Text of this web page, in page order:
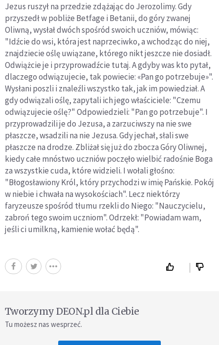
Jezus ruszył na przedzie zdążając do Jerozolimy. Gdy
przyszedł w pobliże Betfage i Betanii, do góry zwanej
Oliwną, wysłał dwóch spośród swoich uczniów, mówiąc:
"Idźcie do wsi, która jest naprzeciwko, a wchodząc do niej,
znajdziecie oślę uwiązane, którego nikt jeszcze nie dosiadł.
Odwiążcie je i przyprowadźcie tutaj. A gdyby was kto pytał,
dlaczego odwiązujecie, tak powiecie: «Pan go potrzebuje»".
Wysłani poszli i znaleźli wszystko tak, jak im powiedział. A
gdy odwiązali oślę, zapytali ich jego właściciele: "Czemu
odwiązujecie oślę?" Odpowiedzieli: "Pan go potrzebuje". I
przyprowadzili je do Jezusa, a zarzuciwszy na nie swe
płaszcze, wsadzili na nie Jezusa. Gdy jechał, słali swe
płaszcze na drodze. Zbliżał się już do zbocza Góry Oliwnej,
kiedy całe mnóstwo uczniów poczęło wielbić radośnie Boga
za wszystkie cuda, które widzieli. I wołali głośno:
"Błogosławiony Król, który przychodzi w imię Pańskie. Pokój
w niebie i chwała na wysokościach". Lecz niektórzy
faryzeusze spośród tłumu rzekli do Niego: "Nauczycielu,
zabroń tego swoim uczniom". Odrzekł: "Powiadam wam,
jeśli ci umilkną, kamienie wołać będą".
Tworzymy DEON.pl dla Ciebie
Tu możesz nas wesprzeć.